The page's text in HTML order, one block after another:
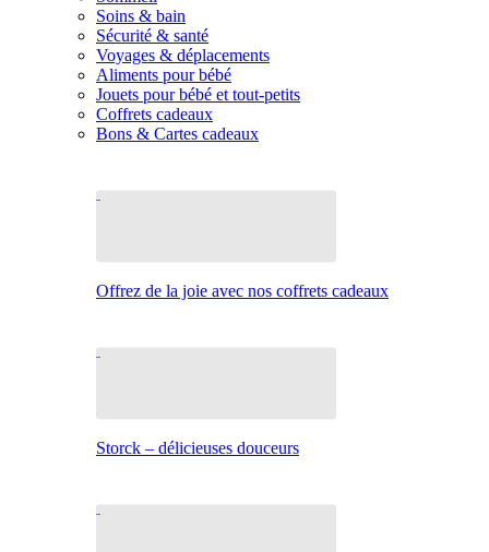
Soins & bain
Sécurité & santé
Voyages & déplacements
Aliments pour bébé
Jouets pour bébé et tout-petits
Coffrets cadeaux
Bons & Cartes cadeaux
Offrez de la joie avec nos coffrets cadeaux
Storck – délicieuses douceurs